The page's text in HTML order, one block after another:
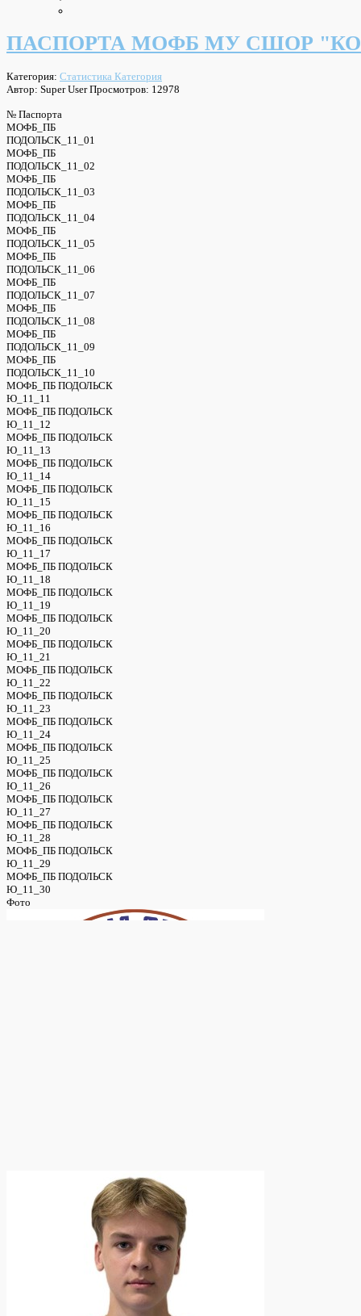
ПАСПОРТА МОФБ МУ СШОР
Категория: Статистика Категория
Автор: Super UserПросмотров: 12978
№ Паспорта
МОФБ_ПБ
ПОДОЛЬСК_11_01
МОФБ_ПБ
ПОДОЛЬСК_11_02
МОФБ_ПБ
ПОДОЛЬСК_11_03
МОФБ_ПБ
ПОДОЛЬСК_11_04
МОФБ_ПБ
ПОДОЛЬСК_11_05
МОФБ_ПБ
ПОДОЛЬСК_11_06
МОФБ_ПБ
ПОДОЛЬСК_11_07
МОФБ_ПБ
ПОДОЛЬСК_11_08
МОФБ_ПБ
ПОДОЛЬСК_11_09
МОФБ_ПБ
ПОДОЛЬСК_11_10
МОФБ_ПБ ПОДОЛЬСК
Ю_11_11
МОФБ_ПБ ПОДОЛЬСК
Ю_11_12
МОФБ_ПБ ПОДОЛЬСК
Ю_11_13
МОФБ_ПБ ПОДОЛЬСК
Ю_11_14
МОФБ_ПБ ПОДОЛЬСК
Ю_11_15
МОФБ_ПБ ПОДОЛЬСК
Ю_11_16
МОФБ_ПБ ПОДОЛЬСК
Ю_11_17
МОФБ_ПБ ПОДОЛЬСК
Ю_11_18
МОФБ_ПБ ПОДОЛЬСК
Ю_11_19
МОФБ_ПБ ПОДОЛЬСК
Ю_11_20
МОФБ_ПБ ПОДОЛЬСК
Ю_11_21
МОФБ_ПБ ПОДОЛЬСК
Ю_11_22
МОФБ_ПБ ПОДОЛЬСК
Ю_11_23
МОФБ_ПБ ПОДОЛЬСК
Ю_11_24
МОФБ_ПБ ПОДОЛЬСК
Ю_11_25
МОФБ_ПБ ПОДОЛЬСК
Ю_11_26
МОФБ_ПБ ПОДОЛЬСК
Ю_11_27
МОФБ_ПБ ПОДОЛЬСК
Ю_11_28
МОФБ_ПБ ПОДОЛЬСК
Ю_11_29
МОФБ_ПБ ПОДОЛЬСК
Ю_11_30
Фото